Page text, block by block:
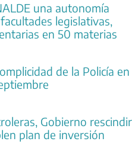
una autonomía
legislativas,
en 50 materias
de la Policía en
Gobierno
plan de inversión